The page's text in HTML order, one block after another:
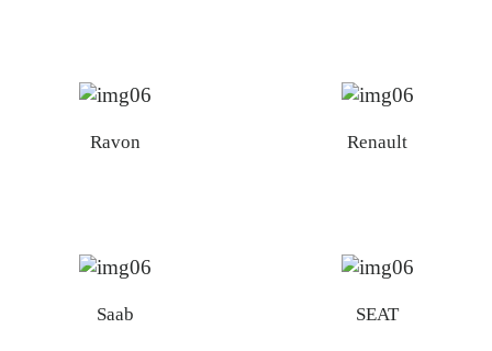
Ravon Renault
Saab SEAT